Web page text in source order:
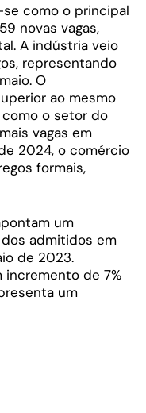
como o principal
novas vagas,
A indústria veio
representando
O
ao mesmo
o setor do
vagas em
2024, o comércio
formais,
um
admitidos em
de 2023.
incremento de 7%
um